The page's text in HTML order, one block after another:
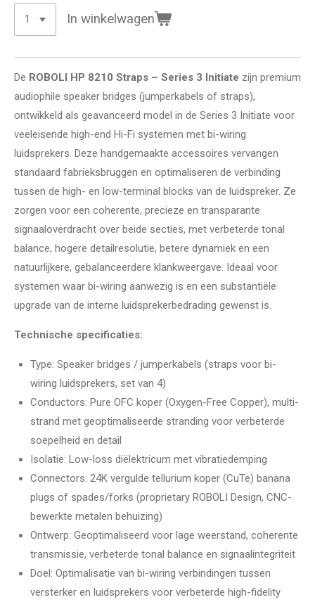
In winkelwagen
De ROBOLI HP 8210 Straps – Series 3 Initiate zijn premium
audiophile speaker bridges (jumperkabels of straps),
ontwikkeld als geavanceerd model in de Series 3 Initiate voor
veeleisende high-end Hi-Fi systemen met bi-wiring
luidsprekers. Deze handgemaakte accessoires vervangen
standaard fabrieksbruggen en optimaliseren de verbinding
tussen de high- en low-terminal blocks van de luidspreker. Ze
zorgen voor een coherente, precieze en transparante
signaaloverdracht over beide secties, met verbeterde tonal
balance, hogere detailresolutie, betere dynamiek en een
natuurlijkere, gebalanceerdere klankweergave. Ideaal voor
systemen waar bi-wiring aanwezig is en een substantiële
upgrade van de interne luidsprekerbedrading gewenst is.
Technische specificaties:
Type: Speaker bridges / jumperkabels (straps voor bi-
wiring luidsprekers, set van 4)
Conductors: Pure OFC koper (Oxygen-Free Copper), multi-
strand met geoptimaliseerde stranding voor verbeterde
soepelheid en detail
Isolatie: Low-loss diëlektricum met vibratiedemping
Connectors: 24K vergulde tellurium koper (CuTe) banana
plugs of spades/forks (proprietary ROBOLI Design, CNC-
bewerkte metalen behuizing)
Ontwerp: Geoptimaliseerd voor lage weerstand, coherente
transmissie, verbeterde tonal balance en signaalintegriteit
Doel: Optimalisatie van bi-wiring verbindingen tussen
versterker en luidsprekers voor verbeterde high-fidelity